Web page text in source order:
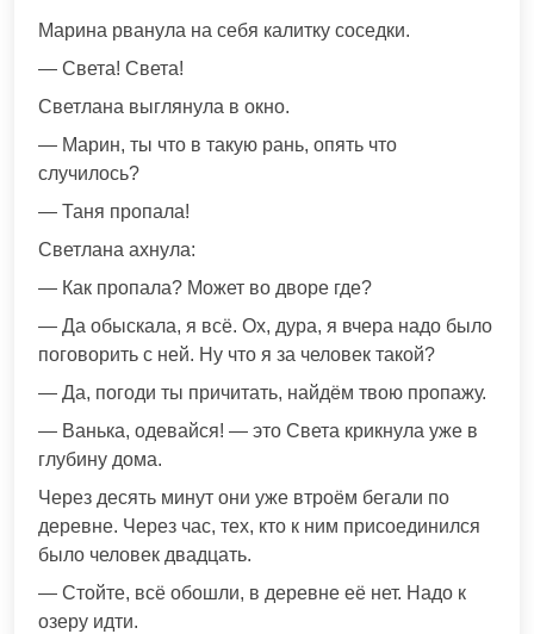
Марина рванула на себя калитку соседки.
— Света! Света!
Светлана выглянула в окно.
— Марин, ты что в такую рань, опять что
случилось?
— Таня пропала!
Светлана ахнула:
— Как пропала? Может во дворе где?
— Да обыскала, я всё. Ох, дура, я вчера надо было
поговорить с ней. Ну что я за человек такой?
— Да, погоди ты причитать, найдём твою пропажу.
— Ванька, одевайся! — это Света крикнула уже в
глубину дома.
Через десять минут они уже втроём бегали по
деревне. Через час, тех, кто к ним присоединился
было человек двадцать.
— Стойте, всё обошли, в деревне её нет. Надо к
озеру идти.